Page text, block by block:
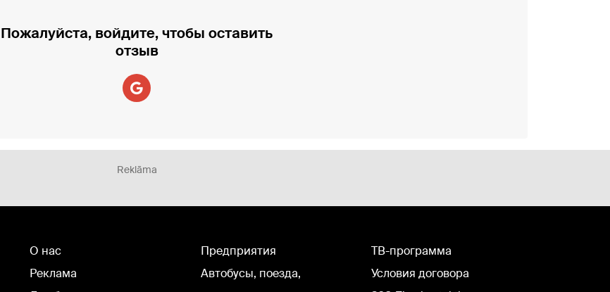
Пожалуйста, войдите, чтобы оставить
отзыв
Reklāma
О нас
Реклама
Предприятия
Автобусы, поезда,
TВ-программа
Условия договора